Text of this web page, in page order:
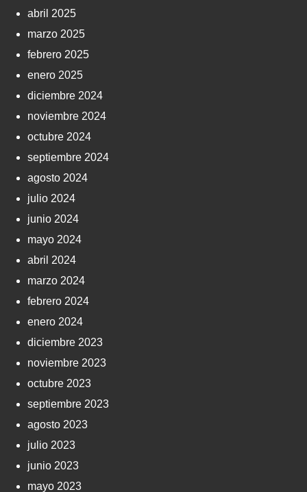
abril 2025
marzo 2025
febrero 2025
enero 2025
diciembre 2024
noviembre 2024
octubre 2024
septiembre 2024
agosto 2024
julio 2024
junio 2024
mayo 2024
abril 2024
marzo 2024
febrero 2024
enero 2024
diciembre 2023
noviembre 2023
octubre 2023
septiembre 2023
agosto 2023
julio 2023
junio 2023
mayo 2023